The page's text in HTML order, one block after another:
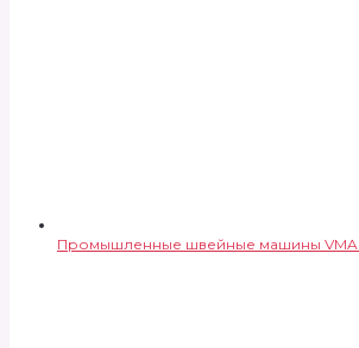
Промышленные швейные машины VMA